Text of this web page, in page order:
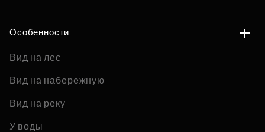
Особенности
Вид на лес
Вид на набережную
Вид на реку
У воды